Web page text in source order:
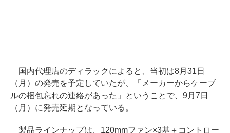
国内代理店のディラックによると、当初は8月31日
（月）の発売を予定していたが、「メーカーからケーブ
ルの梱包忘れの連絡があった」ということで、9月7日
（月）に発売延期となっている。
製品ラインナップは、120mmファン×3基＋コントロー